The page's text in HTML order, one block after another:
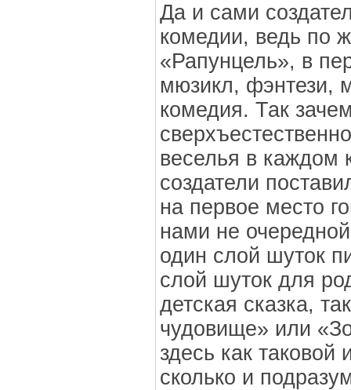
Да и сами
комедии, ведь по
«Рапунцель», в
мюзикл, фэнтези,
комедия. Так
веселья в каждом
создатели
на первое место
нами не
один слой шуток
слой шуток для
детская сказка,
чудовище» или
здесь как таковой
сколько и